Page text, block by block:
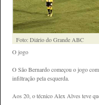
Foto: Diário do Grande ABC
O jogo
O São Bernardo começou o jogo
infiltração pela esquerda.
Aos 20, o técnico Alex Alves teve